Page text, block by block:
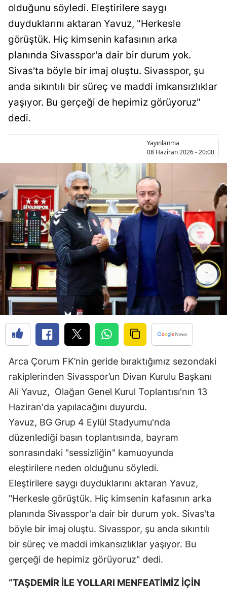
Bolu
Burdur
Bursa
Çanakkale
Çankırı
Denizli
Diyarbakır
Edirne
Elazığ
Erzincan
Erzurum
Eskişehir
Gaziantep
Giresun
Gümüşhane
Hakkari
Isparta
İzmir
Kars
Kastamonu
Kayseri
Kırklareli
Kırşehir
Kocaeli
olduğunu söyledi. Eleştirilere saygı
duyduklarını aktaran Yavuz, "Herkesle
görüştük. Hiç kimsenin kafasının arka
planında Sivasspor'a dair bir durum yok.
Sivas'ta böyle bir imaj oluştu. Sivasspor, şu
anda sıkıntılı bir süreç ve maddi imkansızlıklar
yaşıyor. Bu gerçeği de hepimiz görüyoruz"
dedi.
Yayınlanma
08 Haziran 2026 - 20:00
Arca Çorum FK’nin geride bıraktığımız sezondaki
rakiplerinden Sivasspor’un Divan Kurulu Başkanı
Ali Yavuz, Olağan Genel Kurul Toplantısı'nın 13
Haziran'da yapılacağını duyurdu.
Yavuz, BG Grup 4 Eylül Stadyumu'nda
düzenlediği basın toplantısında, bayram
sonrasındaki "sessizliğin" kamuoyunda
eleştirilere neden olduğunu söyledi.
Eleştirilere saygı duyduklarını aktaran Yavuz,
"Herkesle görüştük. Hiç kimsenin kafasının arka
planında Sivasspor'a dair bir durum yok. Sivas'ta
böyle bir imaj oluştu. Sivasspor, şu anda sıkıntılı
bir süreç ve maddi imkansızlıklar yaşıyor. Bu
gerçeği de hepimiz görüyoruz" dedi.
“TAŞDEMİR İLE YOLLARI MENFEATİMİZ İÇİN